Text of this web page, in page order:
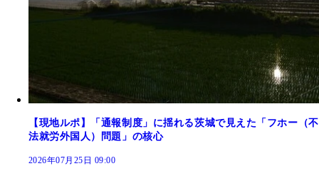
【現地ルポ】「通報制度」に揺れる茨城で見えた「フホー（不
法就労外国人）問題」の核心
2026年07月25日 09:00